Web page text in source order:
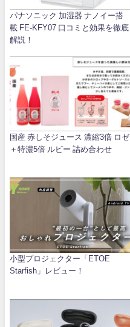
パナソニック 加湿器 ナノイー搭
載 FE-KFY07 口コミと効果を徹底
解説！
国産 赤しそジュース 濃縮3倍 ロゼ
＋特濃5倍 ルビー 詰め合わせ
小型プロジェクター「ETOE
Starfish」レビュー！